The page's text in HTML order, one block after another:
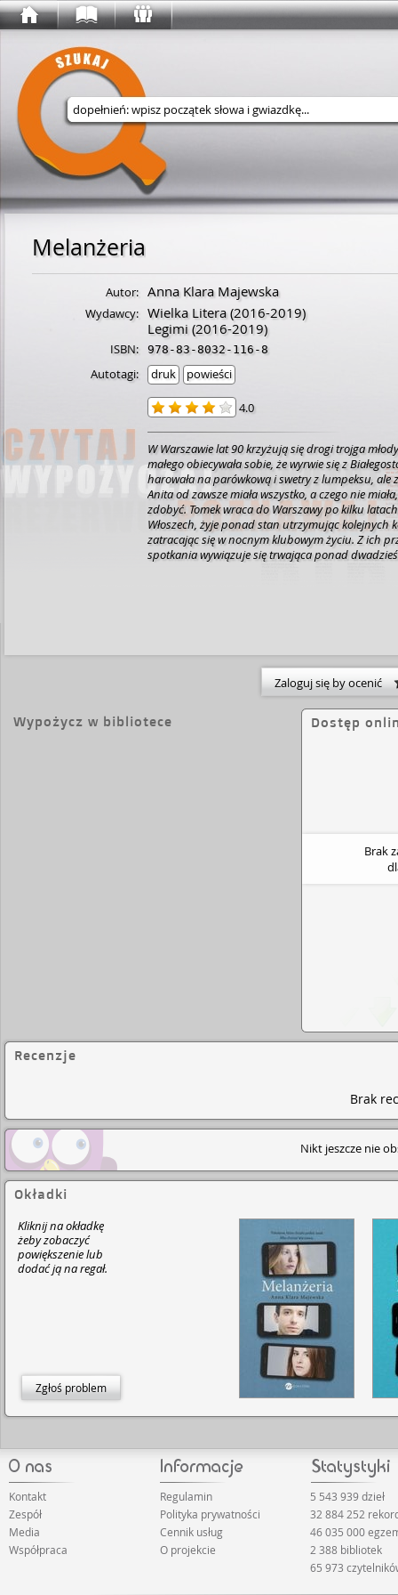
Wyszukaj w serwisie
Melanżeria
Autor: Anna Klara Majewska
Wydawcy: Wielka Litera(2016-2019)
Legimi (2016-2019)
ISBN: 978-83-8032-116-8
Autotagi: druk powieści
4.0
W Warszawie lat 90 krzyżują się drogi trojga
małego obiecywała sobie, że wyrwie się z
harowała na parówkową i swetry z lumpeksu, ale
Anita od zawsze miała wszystko, a czego nie
zdobyć. Tomek wraca do Warszawy po kilku
Włoszech, żyje ponad stan utrzymując kolejnych
zatracając się w nocnym klubowym życiu. Z ich
spotkania wywiązuje się trwająca ponad
Zaloguj się by ocenić
Wypożycz w bibliotece Dostęp
Brak
Recenzje
Brak
Nikt jeszcze nie
Okładki
Kliknij na okładkę
żeby zobaczyć
powiększenie lub
dodać ją na regał.
Zgłoś problem
Kontakt
Zespół
Media
Współpraca
Regulamin
Polityka prywatności
Cennik usług
O projekcie
5 543 939 dzieł
32 884 252
46 035 000
2 388 bibliotek
65 973